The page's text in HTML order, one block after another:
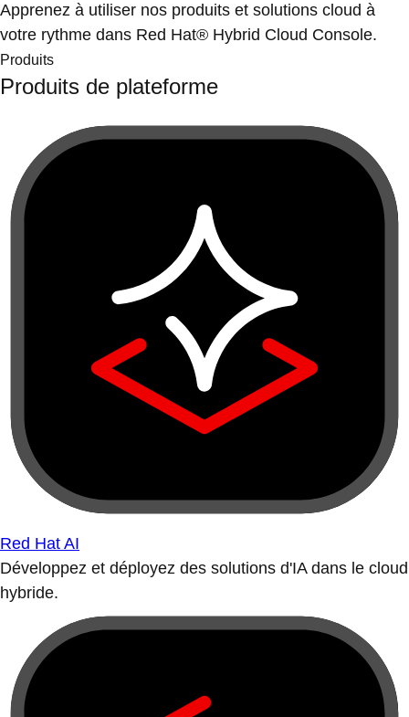
Apprenez à utiliser nos produits et solutions cloud à
votre rythme dans Red Hat® Hybrid Cloud Console.
Produits
Produits de plateforme
Red Hat AI
Développez et déployez des solutions d'IA dans le cloud
hybride.